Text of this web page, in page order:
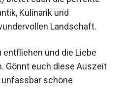
bietet euch die perfekte
Kulinarik und
entfliehen und die Liebe
Gönnt euch diese
unfassbar schöne